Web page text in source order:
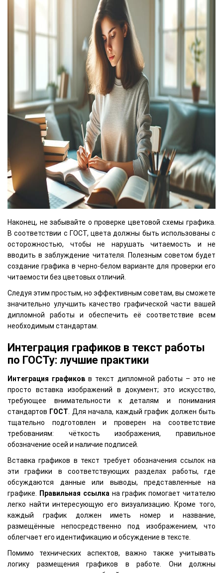
Наконец, не забывайте о проверке цветовой схемы графика.
В соответствии с ГОСТ, цвета должны быть использованы с
осторожностью, чтобы не нарушать читаемость и не
вводить в заблуждение читателя. Полезным советом будет
создание графика в черно-белом варианте для проверки его
читаемости без цветовых отличий.
Следуя этим простым, но эффективным советам, вы сможете
значительно улучшить качество графической части вашей
дипломной работы и обеспечить её соответствие всем
необходимым стандартам.
Интеграция графиков в текст работы
по ГОСТу: лучшие практики
Интеграция графиков в текст дипломной работы – это не
просто вставка изображений в документ; это искусство,
требующее внимательности к деталям и понимания
стандартов ГОСТ . Для начала, каждый график должен быть
тщательно подготовлен и проверен на соответствие
требованиям: чёткость изображения, правильное
обозначение осей и наличие подписей.
Вставка графиков в текст требует обозначения ссылок на
эти графики в соответствующих разделах работы, где
обсуждаются данные или выводы, представленные на
графике.
Правильная ссылка на график помогает читателю
легко найти интересующую его визуализацию. Кроме того,
каждый график должен иметь номер и название,
размещённые непосредственно под изображением, что
облегчает его идентификацию и обсуждение в тексте.
Помимо технических аспектов, важно также учитывать
логику размещения графиков в работе. Они должны